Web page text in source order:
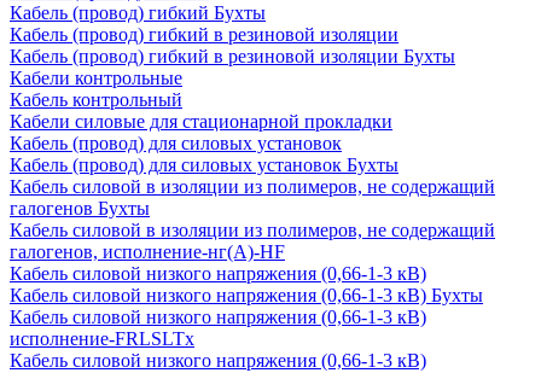
Кабель (провод) гибкий Бухты
Кабель (провод) гибкий в резиновой изоляции
Кабель (провод) гибкий в резиновой изоляции Бухты
Кабели контрольные
Кабель контрольный
Кабели силовые для стационарной прокладки
Кабель (провод) для силовых установок
Кабель (провод) для силовых установок Бухты
Кабель силовой в изоляции из полимеров, не содержащий
галогенов Бухты
Кабель силовой в изоляции из полимеров, не содержащий
галогенов, исполнение-нг(А)-HF
Кабель силовой низкого напряжения (0,66-1-3 кВ)
Кабель силовой низкого напряжения (0,66-1-3 кВ) Бухты
Кабель силовой низкого напряжения (0,66-1-3 кВ)
исполнение-FRLSLTx
Кабель силовой низкого напряжения (0,66-1-3 кВ)